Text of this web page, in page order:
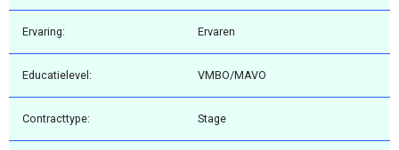
Ervaring: Ervaren
Educatielevel: VMBO/MAVO
Contracttype: Stage